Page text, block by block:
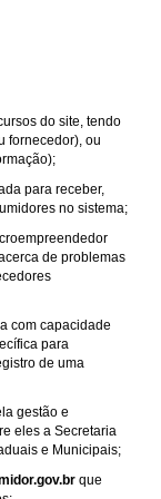
do site, tendo
fornecedor), ou
para receber,
no sistema;
de problemas
com capacidade
para
de uma
gestão e
eles a Secretaria
e Municipais;
que